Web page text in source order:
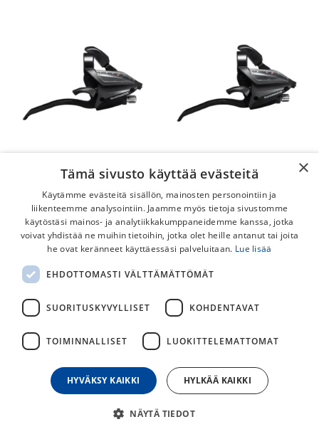
Shimano ST-EF500 Oikea
7v Vaihde-/Jarruvipu
32,00€
Shimano ST-EF500-4A 3x8v
Vaihde-/Jarruvipupari
59,00
Shimano ST-EF500 Vasen
3v Vaihde-/Jarruvipu
Shimano ST-EF505 Oikea
9v Vaihde-/Jarruvipu
×
Tämä sivusto käyttää evästeitä
Käytämme evästeitä sisällön, mainosten personointiin ja
liikenteemme analysointiin. Jaamme myös tietoja sivustomme
käytöstäsi mainos- ja analytiikkakumppaneidemme kanssa, jotka
voivat yhdistää ne muihin tietoihin, jotka olet heille antanut tai joita
he ovat keränneet käyttäessäsi palveluitaan. Lue lisää
EHDOTTOMASTI VÄLTTÄMÄTTÖMÄT
SUORITUSKYVYLLISET KOHDENTAVAT
TOIMINNALLISET LUOKITTELEMATTOMAT
HYVÄKSY KAIKKI HYLKÄÄ KAIKKI
NÄYTÄ TIEDOT